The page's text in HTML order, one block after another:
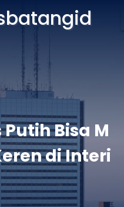
Bisa M
di Interi